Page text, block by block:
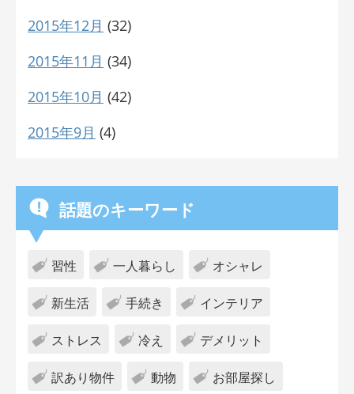
2015年12月 (32)
2015年11月 (34)
2015年10月 (42)
2015年9月 (4)
話題のキーワード
習性 一人暮らし オシャレ
新生活 手続き インテリア
ストレス 冷え デメリット
訳あり物件 動物 お部屋探し